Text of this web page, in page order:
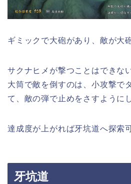
ギミックで大砲があり、敵が大
サクナヒメが撃つことはできな
大筒で敵を倒すのは、小攻撃で
て、敵の弾で止めをさすように
達成度が上がれば牙坑道へ探索
牙坑道